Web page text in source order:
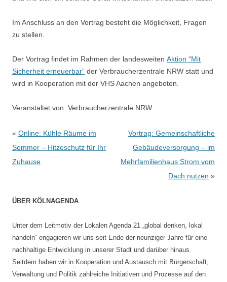
Im Anschluss an den Vortrag besteht die Möglichkeit, Fragen
zu stellen.
Der Vortrag findet im Rahmen der landesweiten Aktion “Mit
Sicherheit erneuerbar” der Verbraucherzentrale NRW statt und
wird in Kooperation mit der VHS Aachen angeboten.
Veranstaltet von: Verbraucherzentrale NRW
Beitragsnavigation
« Online: Kühle Räume im
Sommer – Hitzeschutz für Ihr
Zuhause
Vortrag: Gemeinschaftliche
Gebäudeversorgung – im
Mehrfamilienhaus Strom vom
Dach nutzen »
ÜBER KÖLNAGENDA
Unter dem Leitmotiv der Lokalen Agenda 21 „global denken, lokal
handeln“ engagieren wir uns seit Ende der neunziger Jahre für eine
nachhaltige Entwicklung in unserer Stadt und darüber hinaus.
Seitdem haben wir in Kooperation und Austausch mit Bürgerschaft,
Verwaltung und Politik zahlreiche Initiativen und Prozesse auf den